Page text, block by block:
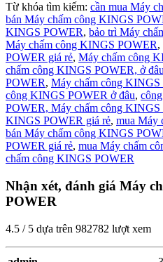
Từ khóa tìm kiếm: cần mua Máy
bán Máy chấm công KINGS
KINGS POWER, bảo trì Máy
Máy chấm công KINGS POWER,
POWER giá rẻ, Máy chấm công
chấm công KINGS POWER, ở
POWER, Máy chấm công KINGS
công KINGS POWER ở đâu,
POWER, Máy chấm công KINGS
KINGS POWER giá rẻ, mua Máy
bán Máy chấm công KINGS
POWER giá rẻ, mua Máy chấm
chấm công KINGS POWER
Nhận xét, đánh giá Máy
POWER
4.5 / 5 dựa trên 982782 lượt xem